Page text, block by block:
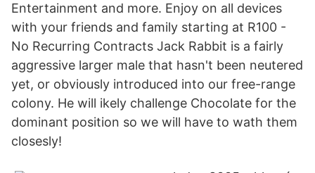
Entertainment and more. Enjoy on all devices
with your friends and family starting at R100 -
No Recurring Contracts Jack Rabbit is a fairly
aggressive larger male that hasn't been neutered
yet, or obviously introduced into our free-range
colony. He will ikely challenge Chocolate for the
dominant position so we will have to wath them
closesly!